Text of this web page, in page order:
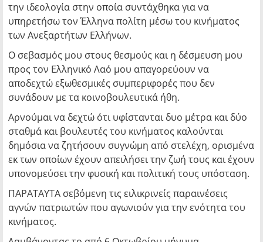
την ιδεολογία στην οποία συντάχθηκα για να
υπηρετήσω τον Έλληνα πολίτη μέσω του κινήματος
των Ανεξαρτήτων Ελλήνων.
Ο σεβασμός μου στους θεσμούς και η δέσμευση μου
προς τον Ελληνικό Λαό μου απαγορεύουν να
αποδεχτώ εξωθεσμικές συμπεριφορές που δεν
συνάδουν με τα κοινοβουλευτικά ήθη.
Αρνούμαι να δεχτώ ότι υφίστανται δυο μέτρα και δύο
σταθμά και βουλευτές του κινήματος καλούνται
δημόσια να ζητήσουν συγνώμη από στελέχη, ορισμένα
εκ των οποίων έχουν απειλήσει την ζωή τους και έχουν
υπονομεύσει την φυσική και πολιτική τους υπόσταση.
ΠΑΡΑΤΑΥΤΑ σεβόμενη τις ειλικρινείς παραινέσεις
αγνών πατριωτών που αγωνιούν για την ενότητα του
κινήματος.